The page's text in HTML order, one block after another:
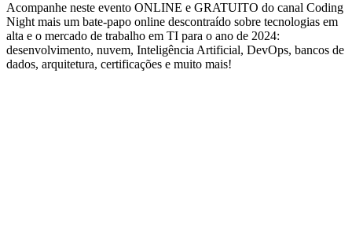
Acompanhe neste evento ONLINE e GRATUITO do canal Coding
Night mais um bate-papo online descontraído sobre tecnologias em
alta e o mercado de trabalho em TI para o ano de 2024:
desenvolvimento, nuvem, Inteligência Artificial, DevOps, bancos de
dados, arquitetura, certificações e muito mais!